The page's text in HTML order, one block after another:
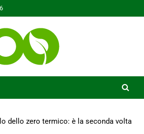
dello zero termico: è la seconda volta